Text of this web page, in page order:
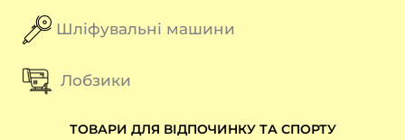
Шліфувальні машини
Лобзики
ТОВАРИ ДЛЯ ВІДПОЧИНКУ ТА СПОРТУ